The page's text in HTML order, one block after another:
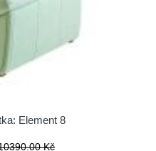
Element 8
Kč